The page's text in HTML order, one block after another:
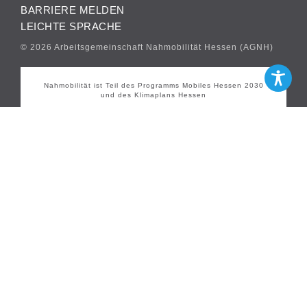
BARRIERE MELDEN
LEICHTE SPRACHE
© 2026 Arbeitsgemeinschaft Nahmobilität Hessen (AGNH)
Nahmobilität ist Teil des Programms Mobiles Hessen 2030
und des Klimaplans Hessen